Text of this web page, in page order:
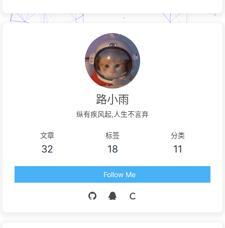
前端总
通用设计模式
路小雨
纵有疾风起,人生不言弃
文章
32
标签
18
分类
11
Follow Me